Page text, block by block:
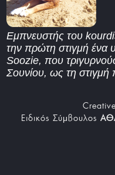
Εμπνευστής του
την πρώτη στιγμή ένα
Soozie, που
Σουνίου, ως τη στιγμή
Ειδικός Σύμβουλος